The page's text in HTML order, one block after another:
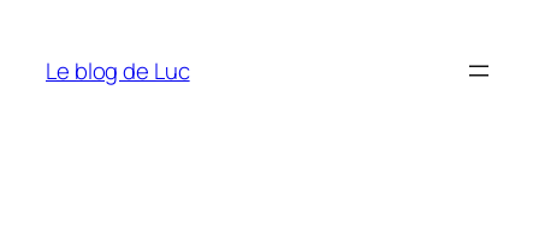
contenu
Le blog de Luc